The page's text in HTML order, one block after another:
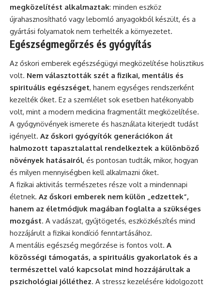
megközelítést alkalmaztak: minden eszköz
újrahasznosítható vagy lebomló anyagokból készült, és a
gyártási folyamatok nem terhelték a környezetet.
Egészségmegőrzés és gyógyítás
Az őskori emberek egészségügyi megközelítése holisztikus
volt. Nem választották szét a fizikai, mentális és
spirituális egészséget, hanem egységes rendszerként
kezelték őket. Ez a szemlélet sok esetben hatékonyabb
volt, mint a modern medicina fragmentált megközelítése.
A gyógynövények ismerete és használata kiterjedt tudást
igényelt. Az őskori gyógyítók generációkon át
halmozott tapasztalattal rendelkeztek a különböző
növények hatásairól, és pontosan tudták, mikor, hogyan
és milyen mennyiségben kell alkalmazni őket.
A fizikai aktivitás természetes része volt a mindennapi
életnek. Az őskori emberek nem külön „edzettek”,
hanem az életmódjuk magában foglalta a szükséges
mozgást. A vadászat, gyűjtögetés, eszközkészítés mind
hozzájárult a fizikai kondíció fenntartásához.
A mentális egészség megőrzése is fontos volt. A
közösségi támogatás, a spirituális gyakorlatok és a
természettel való kapcsolat mind hozzájárultak a
pszichológiai jólléthez. A stressz kezelésére kidolgozott